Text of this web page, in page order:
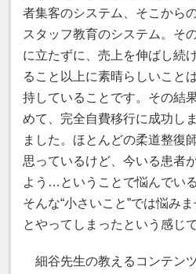
者集客のシステム、そこから
スタッフ教育のシステム。そ
に立たずに、売上を伸ばし続
ること以上に素晴らしいこと
持していることです。その結
めて、完全自費移行に成功し
ました。ほとんどの柔道整復
思っているけど、今いる患者
よう…ということで悩んでい
そんな“小さいこと”では悩み
とやってしまったという感じで
細谷先生の教えるコンテン